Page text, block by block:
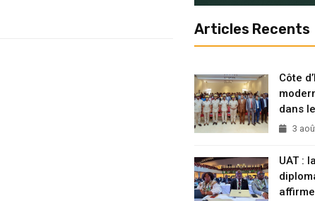
Articles Recents
Côte
dans
3
UAT :